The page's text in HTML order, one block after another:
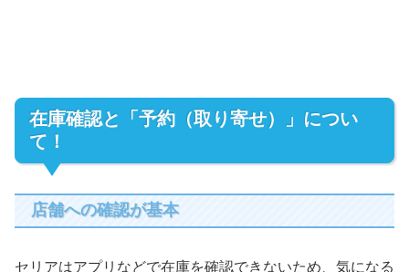
在庫確認と「予約（取り寄せ）」につい
て！
店舗への確認が基本
セリアはアプリなどで在庫を確認できないため、気になる